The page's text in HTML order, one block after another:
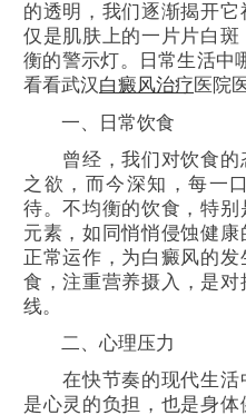
的透明，我们逐渐揭开它
仅是肌肤上的一片片白
衡的警示灯。日常生活中
看看武汉白癜风治疗 医院
一、日常饮食
曾经，我们对饮食的
之欲，而今深知，每一
待。不均衡的饮食，特
元素，如同悄悄侵蚀健
正常运作，为白癜风的
食，注重营养摄入，是
线。
二、心理压力
在快节奏的现代生活
是心灵的负担，也是身